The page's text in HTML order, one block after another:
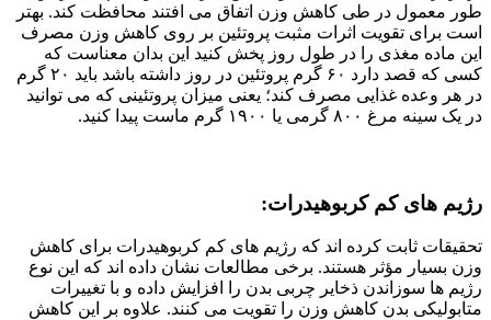
طور معمول در طی کاهش وزن اتفاق می افتند محافظت کند. بهتر
است برای تقویت اثرات مثبت پروتئین بر روی کاهش وزن مصرف
این ماده مغذی را در طول روز پخش کنید این بدان معناست که
کسی که قصد دارد ۶۰ گرم پروتئین در روز داشته باشد باید ۲۰ گرم
در هر وعده غذایی مصرف کند؛ یعنی میزان پروتئینی که می توانید
در یک سینه مرغ ۸۰۰ گرمی یا ۱۹۰۰ گرم ماست پیدا کنید.
رژیم های کم کربوهیدرات:
تحقیقات ثابت کرده اند که رژیم های کم کربوهیدرات برای کاهش
وزن بسیار مؤثر هستند. برخی مطالعات نشان داده اند که این نوع
رژیم ها سوزاندن ذخایر چربی بدن را افزایش داده و با تغییرات
متابولیکی بدن کاهش وزن را تقویت می کنند. علاوه بر این کاهش